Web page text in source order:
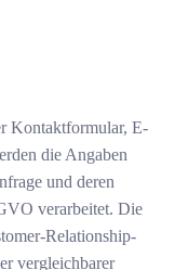
Kontaktformular, E-
die Angaben
und deren
verarbeitet. Die
Relationship-
vergleichbarer